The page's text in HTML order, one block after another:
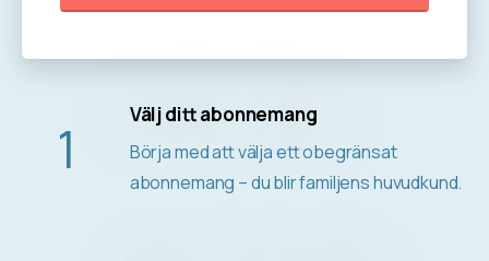
1
Välj ditt abonnemang
Börja med att välja ett obegränsat
abonnemang – du blir familjens huvudkund.